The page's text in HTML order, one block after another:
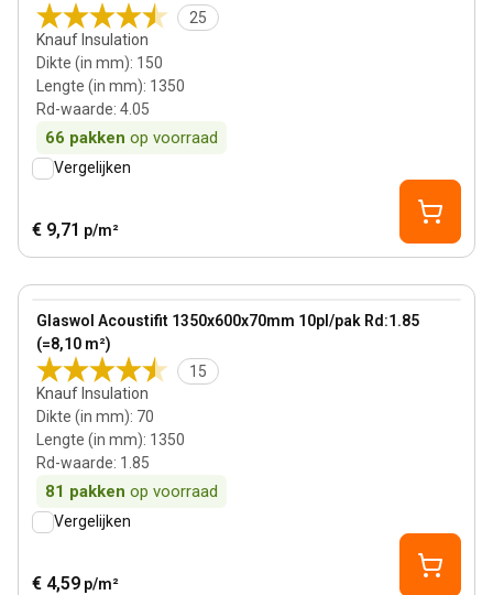
25
Knauf Insulation
Dikte (in mm): 150
Lengte (in mm): 1350
Rd-waarde: 4.05
66 pakken op voorraad
Vergelijken
€ 9,71 p/m²
Glaswol Acoustifit 1350x600x70mm 10pl/pak Rd:1.85
(=8,10 m²)
15
Knauf Insulation
Dikte (in mm): 70
Lengte (in mm): 1350
Rd-waarde: 1.85
81 pakken op voorraad
View product
Vergelijken
€ 4,59 p/m²